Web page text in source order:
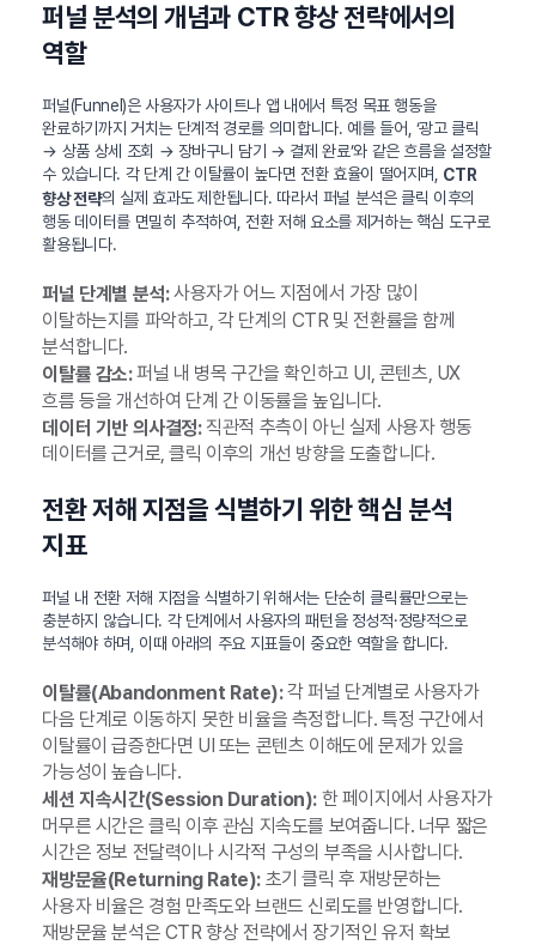
퍼널 분석의 개념과 CTR 향상 전략에서의
역할
퍼널(Funnel)은 사용자가 사이트나 앱 내에서 특정 목표 행동을
완료하기까지 거치는 단계적 경로를 의미합니다. 예를 들어, ‘광고 클릭
→ 상품 상세 조회 → 장바구니 담기 → 결제 완료’와 같은 흐름을 설정할
수 있습니다. 각 단계 간 이탈률이 높다면 전환 효율이 떨어지며, CTR
향상 전략의 실제 효과도 제한됩니다. 따라서 퍼널 분석은 클릭 이후의
행동 데이터를 면밀히 추적하여, 전환 저해 요소를 제거하는 핵심 도구로
활용됩니다.
퍼널 단계별 분석:사용자가 어느 지점에서 가장 많이
이탈하는지를 파악하고, 각 단계의 CTR 및 전환률을 함께
분석합니다.
이탈률 감소:퍼널 내 병목 구간을 확인하고 UI, 콘텐츠, UX
흐름 등을 개선하여 단계 간 이동률을 높입니다.
데이터 기반 의사결정:직관적 추측이 아닌 실제 사용자 행동
데이터를 근거로, 클릭 이후의 개선 방향을 도출합니다.
전환 저해 지점을 식별하기 위한 핵심 분석
지표
퍼널 내 전환 저해 지점을 식별하기 위해서는 단순히 클릭률만으로는
충분하지 않습니다. 각 단계에서 사용자의 패턴을 정성적·정량적으로
분석해야 하며, 이때 아래의 주요 지표들이 중요한 역할을 합니다.
이탈률(Abandonment Rate):각 퍼널 단계별로 사용자가
다음 단계로 이동하지 못한 비율을 측정합니다. 특정 구간에서
이탈률이 급증한다면 UI 또는 콘텐츠 이해도에 문제가 있을
가능성이 높습니다.
세션 지속시간(Session Duration):한 페이지에서 사용자가
머무른 시간은 클릭 이후 관심 지속도를 보여줍니다. 너무 짧은
시간은 정보 전달력이나 시각적 구성의 부족을 시사합니다.
재방문율(Returning Rate):초기 클릭 후 재방문하는
사용자 비율은 경험 만족도와 브랜드 신뢰도를 반영합니다.
재방문율 분석은 CTR 향상 전략에서 장기적인 유저 확보